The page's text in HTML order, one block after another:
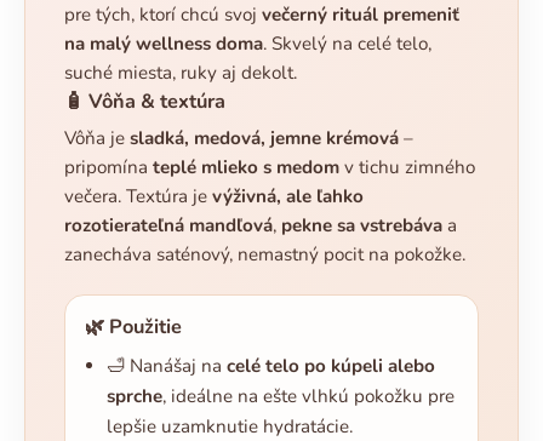
pre tých, ktorí chcú svoj večerný rituál premeniť
na malý wellness doma. Skvelý na celé telo,
suché miesta, ruky aj dekolt.
🧴 Vôňa & textúra
Vôňa je sladká, medová, jemne krémová –
pripomína teplé mlieko s medom v tichu zimného
večera. Textúra je výživná, ale ľahko
rozotierateľná mandľová, pekne sa vstrebáva a
zanecháva saténový, nemastný pocit na pokožke.
🌿 Použitie
🛁 Nanášaj na celé telo po kúpeli alebo
sprche, ideálne na ešte vlhkú pokožku pre
lepšie uzamknutie hydratácie.